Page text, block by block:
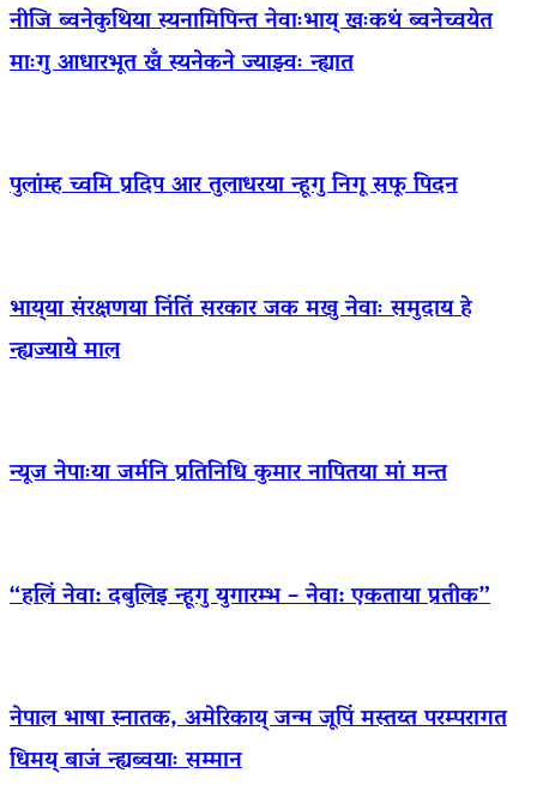
नीजि ब्वनेकुथिया स्यनामिपिन्त नेवाःभाय् खःकथं ब्वनेच्वयेत
माःगु आधारभूत खँ स्यनेकने ज्याझ्वः न्ह्यात
पुलांम्ह च्वमि प्रदिप आर तुलाधरया न्हूगु निगू सफू पिदन
भाय्‌या संरक्षणया निंतिं सरकार जक मखु नेवाः समुदाय हे
न्ह्यज्याये माल
न्यूज नेपाःया जर्मनि प्रतिनिधि कुमार नापितया मां मन्त
“हलिं नेवा: दबुलिइ न्हूगु युगारम्भ – नेवा: एकताया प्रतीक”
नेपाल भाषा स्नातक, अमेरिकाय् जन्म जूपिं मस्तय्त परम्परागत
धिमय् बाजं न्ह्यब्वयाः सम्मान